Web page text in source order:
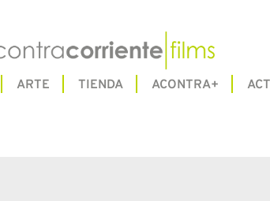
ARTE TIENDA ACONTRA+